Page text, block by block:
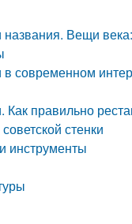
Вещи
современном
правильно
стенки
инструменты